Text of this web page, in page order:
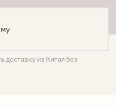
доставку из Китая без